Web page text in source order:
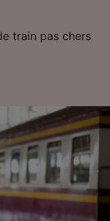
train pas chers